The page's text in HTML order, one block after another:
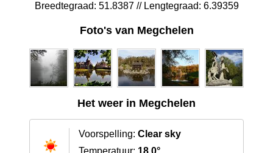
Breedtegraad: 51.8387 // Lengtegraad: 6.39359
Foto's van Megchelen
Het weer in Megchelen
Voorspelling: Clear sky